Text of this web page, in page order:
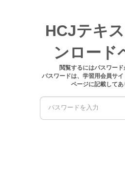
HCJテキ
ンロード
閲覧するにはパスワード
パスワードは、学習用会員サ
ページに記載してあ